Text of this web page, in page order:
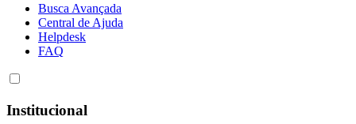
Busca Avançada
Central de Ajuda
Helpdesk
FAQ
Institucional